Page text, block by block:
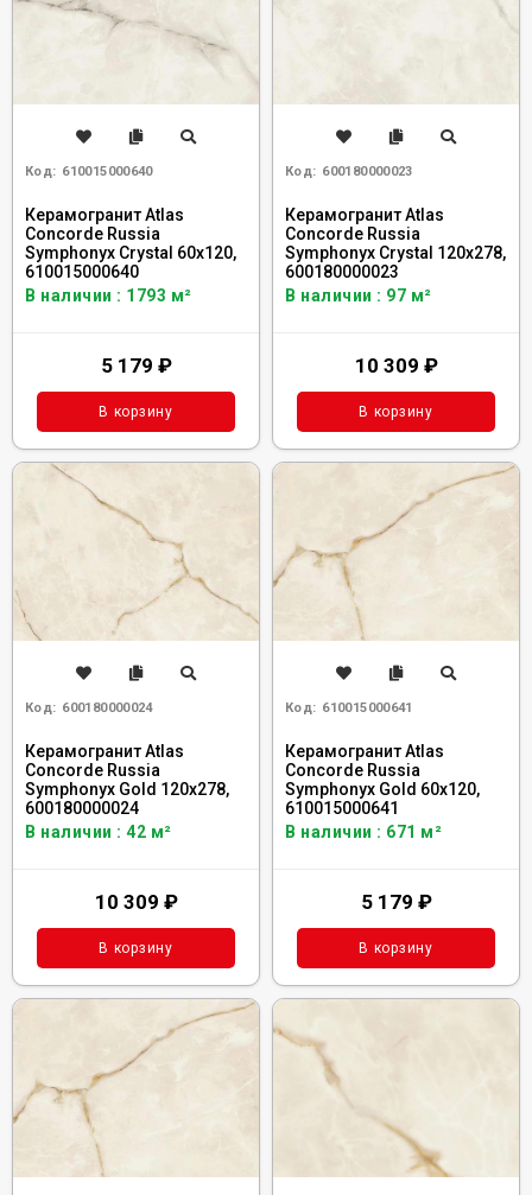
Код: 610015000640
Керамогранит Atlas
Concorde Russia
Symphonyx Crystal 60x120,
610015000640
В наличии : 1793 м²
5 179 ₽
В корзину
Код: 600180000023
Керамогранит Atlas
Concorde Russia
Symphonyx Crystal 120x278,
600180000023
В наличии : 97 м²
10 309 ₽
В корзину
Код: 600180000024
Керамогранит Atlas
Concorde Russia
Symphonyx Gold 120x278,
600180000024
В наличии : 42 м²
10 309 ₽
В корзину
Код: 610015000641
Керамогранит Atlas
Concorde Russia
Symphonyx Gold 60x120,
610015000641
В наличии : 671 м²
5 179 ₽
В корзину